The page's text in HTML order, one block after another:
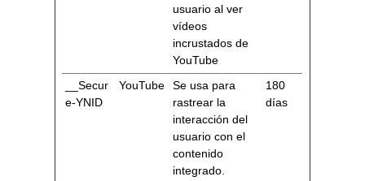
usuario al ver
vídeos
incrustados de
YouTube
__Secur
e-YNID
YouTube
Se usa para
rastrear la
interacción del
usuario con el
contenido
integrado.
180
días